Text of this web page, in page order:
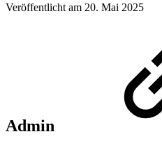
Veröffentlicht am 20. Mai 2025
Admin